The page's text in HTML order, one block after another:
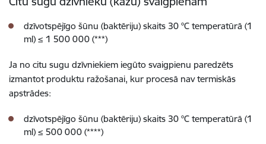
dzīvotspējīgo šūnu (baktēriju) skaits 30 °C temperatūrā (1
ml) ≤ 1 500 000 (***)
Ja no citu sugu dzīvniekiem iegūto svaigpienu paredzēts
izmantot produktu ražošanai, kur procesā nav termiskās
apstrādes:
dzīvotspējīgo šūnu (baktēriju) skaits 30 °C temperatūrā (1
ml) ≤ 500 000 (****)